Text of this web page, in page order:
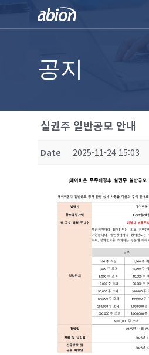
공지
실권주 일반공모 안내
Date 2025-11-24 15:03